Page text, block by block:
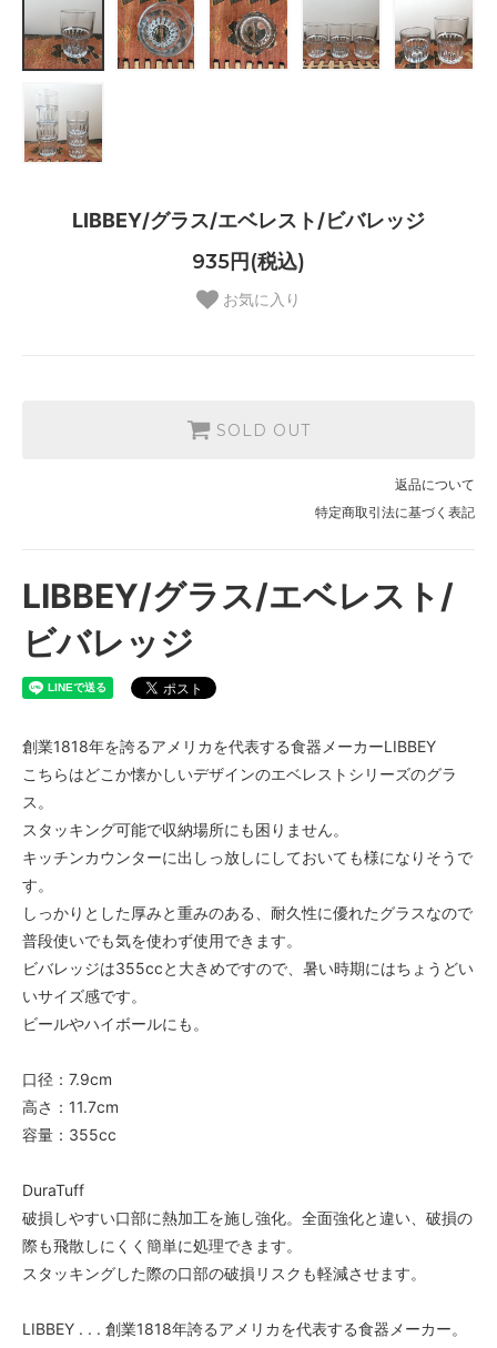
LIBBEY/グラス/エベレスト/ビバレッジ
935円(税込)
お気に入り
SOLD OUT
返品について
特定商取引法に基づく表記
LIBBEY/グラス/エベレスト/
ビバレッジ
創業1818年を誇るアメリカを代表する食器メーカーLIBBEY
こちらはどこか懐かしいデザインのエベレストシリーズのグラ
ス。
スタッキング可能で収納場所にも困りません。
キッチンカウンターに出しっ放しにしておいても様になりそうで
す。
しっかりとした厚みと重みのある、耐久性に優れたグラスなので
普段使いでも気を使わず使用できます。
ビバレッジは355ccと大きめですので、暑い時期にはちょうどい
いサイズ感です。
ビールやハイボールにも。
口径：7.9cm
高さ：11.7cm
容量：355cc
DuraTuff
破損しやすい口部に熱加工を施し強化。全面強化と違い、破損の
際も飛散しにくく簡単に処理できます。
スタッキングした際の口部の破損リスクも軽減させます。
LIBBEY . . . 創業1818年誇るアメリカを代表する食器メーカー。